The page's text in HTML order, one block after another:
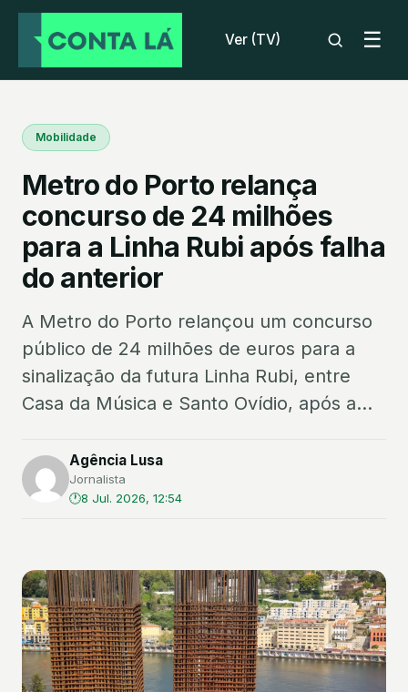
Ver (TV) ☰
Mobilidade
Metro do Porto relança
concurso de 24 milhões
para a Linha Rubi após falha
do anterior
A Metro do Porto relançou um concurso
público de 24 milhões de euros para a
sinalização da futura Linha Rubi, entre
Casa da Música e Santo Ovídio, após a...
Agência Lusa
Jornalista
8 Jul. 2026, 12:54